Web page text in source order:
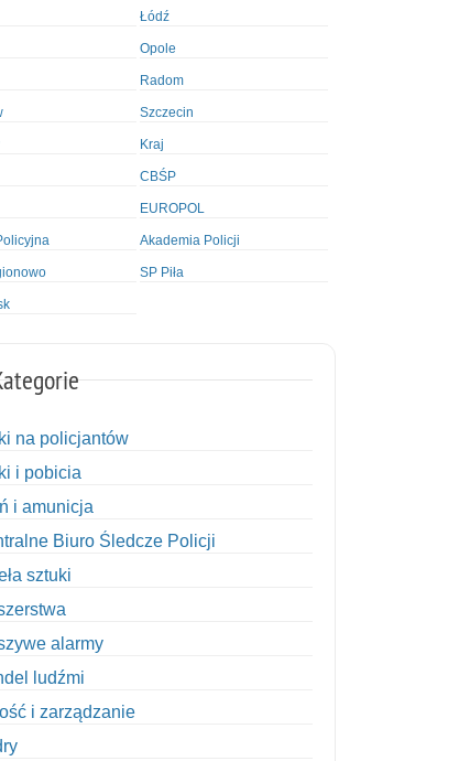
Łódź
Opole
Radom
Szczecin
Kraj
CBŚP
EUROPOL
Akademia Policji
SP Piła
na policjantów
i pobicia
i amunicja
Biuro Śledcze Policji
sztuki
alarmy
ludźmi
i zarządzanie